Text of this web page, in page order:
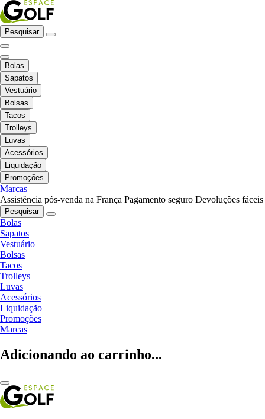
Pesquisar
Bolas
Sapatos
Vestuário
Bolsas
Tacos
Trolleys
Luvas
Acessórios
Liquidação
Promoções
Marcas
Assistência pós-venda na França Pagamento seguro Devoluções fáceis
Pesquisar
Bolas
Sapatos
Vestuário
Bolsas
Tacos
Trolleys
Luvas
Acessórios
Liquidação
Promoções
Marcas
Adicionando ao carrinho...